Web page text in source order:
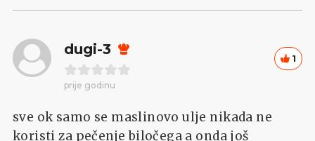
dugi-3
prije godinu
1
sve ok samo se maslinovo ulje nikada ne
koristi za pečenje biločega a onda još